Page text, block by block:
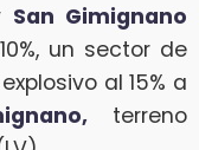
San Gimignano
un sector de
al 15% a
terreno